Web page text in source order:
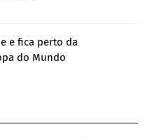
e fica perto da
do Mundo